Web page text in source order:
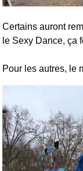
Certains auront
le Sexy Dance, ça
Pour les autres, le